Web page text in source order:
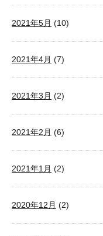
2021年5月 (10)
2021年4月 (7)
2021年3月 (2)
2021年2月 (6)
2021年1月 (2)
2020年12月 (2)